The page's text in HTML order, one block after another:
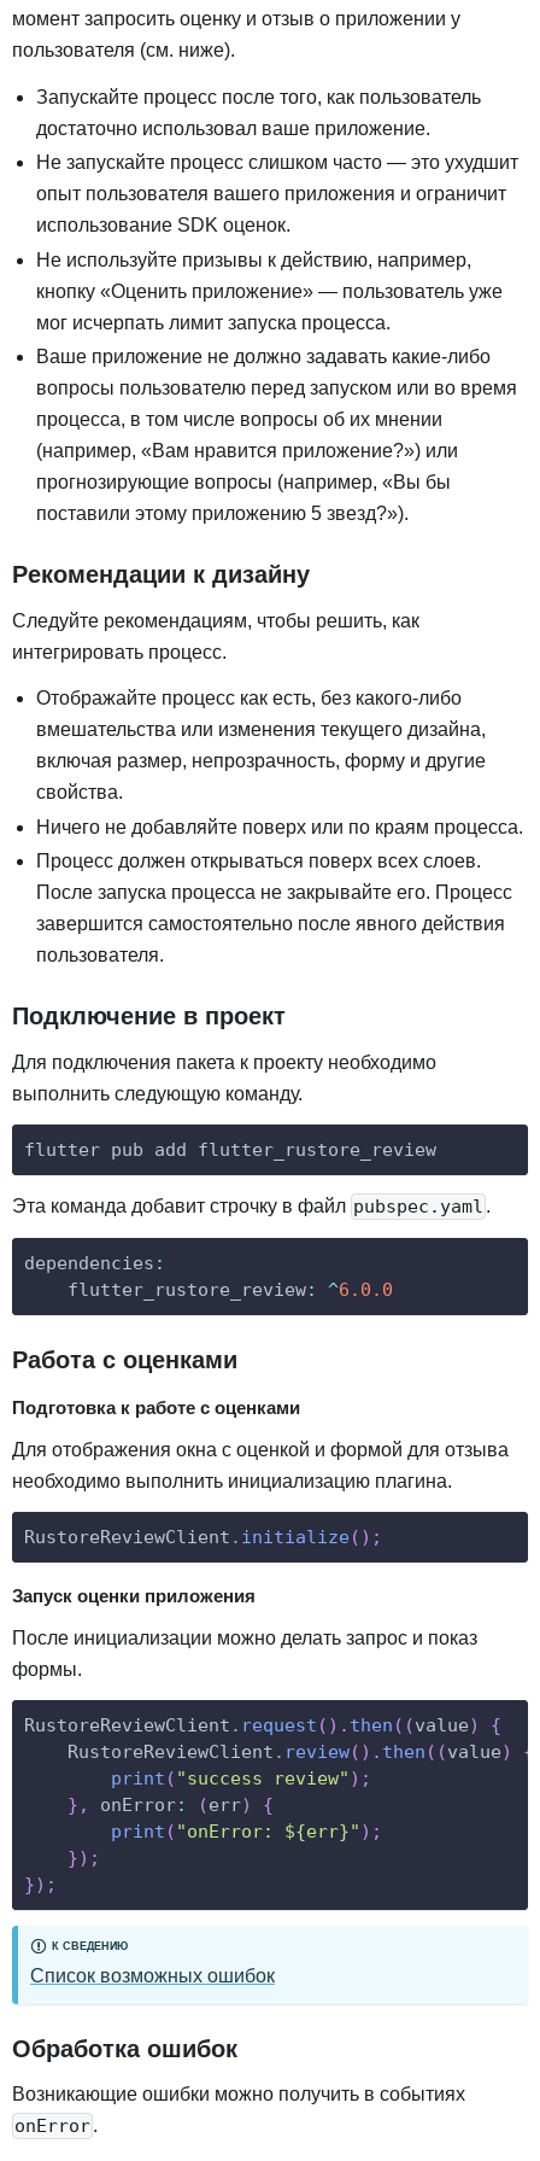
момент запросить оценку и отзыв о приложении у
пользователя (см. ниже).
Запускайте процесс после того, как пользователь
достаточно использовал ваше приложение.
Не запускайте процесс слишком часто — это ухудшит
опыт пользователя вашего приложения и ограничит
использование SDK оценок.
Не используйте призывы к действию, например,
кнопку «Оценить приложение» — пользователь уже
мог исчерпать лимит запуска процесса.
Ваше приложение не должно задавать какие-либо
вопросы пользователю перед запуском или во время
процесса, в том числе вопросы об их мнении
(например, «Вам нравится приложение?») или
прогнозирующие вопросы (например, «Вы бы
поставили этому приложению 5 звезд?»).
Рекомендации к дизайну
Следуйте рекомендациям, чтобы решить, как
интегрировать процесс.
Отображайте процесс как есть, без какого-либо
вмешательства или изменения текущего дизайна,
включая размер, непрозрачность, форму и другие
свойства.
Ничего не добавляйте поверх или по краям процесса.
Процесс должен открываться поверх всех слоев.
После запуска процесса не закрывайте его. Процесс
завершится самостоятельно после явного действия
пользователя.
Подключение в проект
Для подключения пакета к проекту необходимо
выполнить следующую команду.
flutter pub add flutter_rustore_review
Эта команда добавит строчку в файл pubspec.yaml .
dependencies :
flutter_rustore_review: ^6.0 .0
Работа с оценками
Подготовка к работе с оценками
Для отображения окна с оценкой и формой для отзыва
необходимо выполнить инициализацию плагина.
RustoreReviewClient . initialize( ) ;
Запуск оценки приложения
После инициализации можно делать запрос и показ
формы.
RustoreReviewClient . request ( ) . then ( (value)
{
RustoreReviewClient . review( ) . then ( (value)
{
print ( "success review" ) ;
} , onError: (err)
{
print ( "onError: ${err}" ) ;
}) ;
}) ;
К СВЕДЕНИЮ
Список возможных ошибок
Обработка ошибок
Возникающие ошибки можно получить в событиях
onError.